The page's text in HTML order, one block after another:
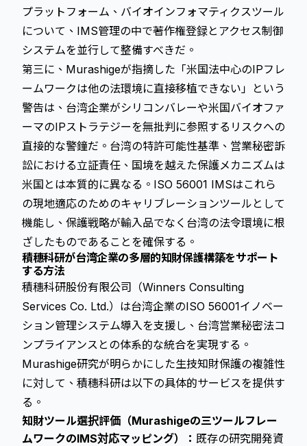
プラットフォーム、バイオインフォマティクスツール
について、IMS管理の中で著作権登録とアクセス制御
システムを並行して整備すべきだ。
第三に、Murashigeが指摘した「米国法中心のIPフレ
ームワークは他の法環境に直接移植できない」という
警告は、台湾企業がシリコンバレーや米国バイオファ
ーマのIPストラテジーを無批判に参照するリスクへの
直接的な警鐘だ。台湾の特許可能性基準、営業秘密訴
訟における立証責任、国境を越えた保護メカニズムは
米国とは本質的に異なる。ISO 56001 IMSはこれら
の現地適応のためのキャリブレーションツールとして
機能し、保護戦略が輸入品でなく台湾の法令環境に根
ざしたものであることを確保する。
積穗科研が台湾企業の多層的知財保護構築をサポート
する方法
積穗科研股份有限公司（Winners Consulting
Services Co. Ltd.）は台湾企業のISO 56001イノベー
ション管理システム導入を支援し、台湾営業秘密法コ
ンプライアンスとの体系的な統合を実現する。
Murashige研究が明らかにした生技知財保護の複雑性
に対して、積穗科研は以下の具体的サービスを提供す
る。
知財ツール選択評価（Murashigeの三ツールフレー
ムワークのIMS対応マッピング）： 既存の研究開発資